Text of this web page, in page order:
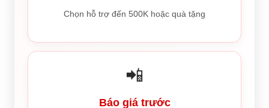
Chọn hỗ trợ đến 500K hoặc quà tặng
📲
Báo giá trước